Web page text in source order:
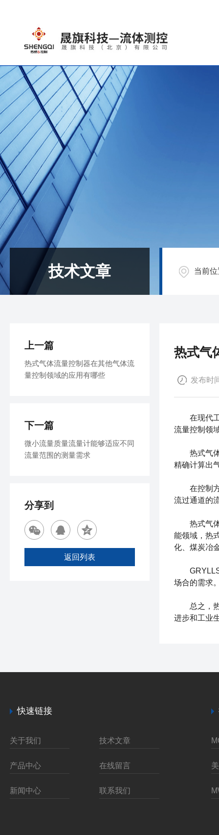
技术文章 当前
热式气
发布时
在现代工
流量控制领
热式气体
精确计算出
在控制方
流过通道的
热式气体
能领域，热
化、煤炭冶
场合的需求
总之，热
进步和工业
上一篇
热式气体流量控制器在其他气体流
量控制领域的应用有哪些
下一篇
微小流量质量流量计能够适应不同
流量范围的测量需求
分享到
返回列表
快速链接
关于我们 技术文章
产品中心 在线留言
新闻中心 联系我们